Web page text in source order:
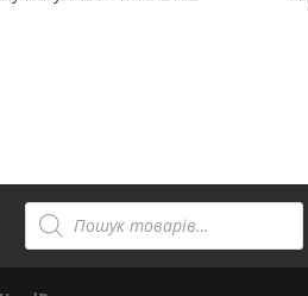
Пошук
товарів